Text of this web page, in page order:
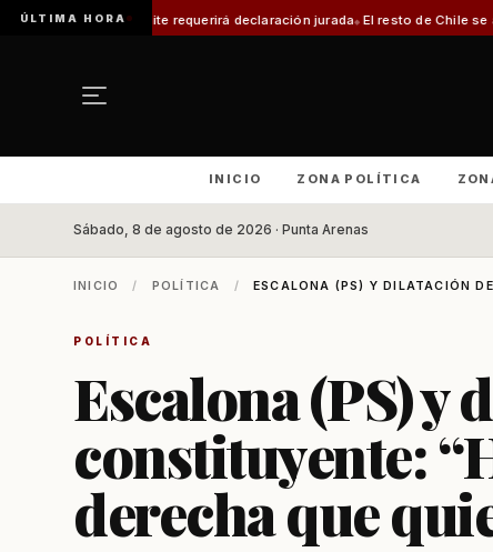
ÚLTIMA HORA
requerirá declaración jurada El resto de Chile se alineará con
INICIO ZONA POLÍTICA
Sábado, 8 de agosto de 2026 · Punta Arenas
INICIO / POLÍTICA / ESCALONA (PS) Y DILATACIÓN
POLÍTICA
Escalona (PS) y
constituyente:
derecha que